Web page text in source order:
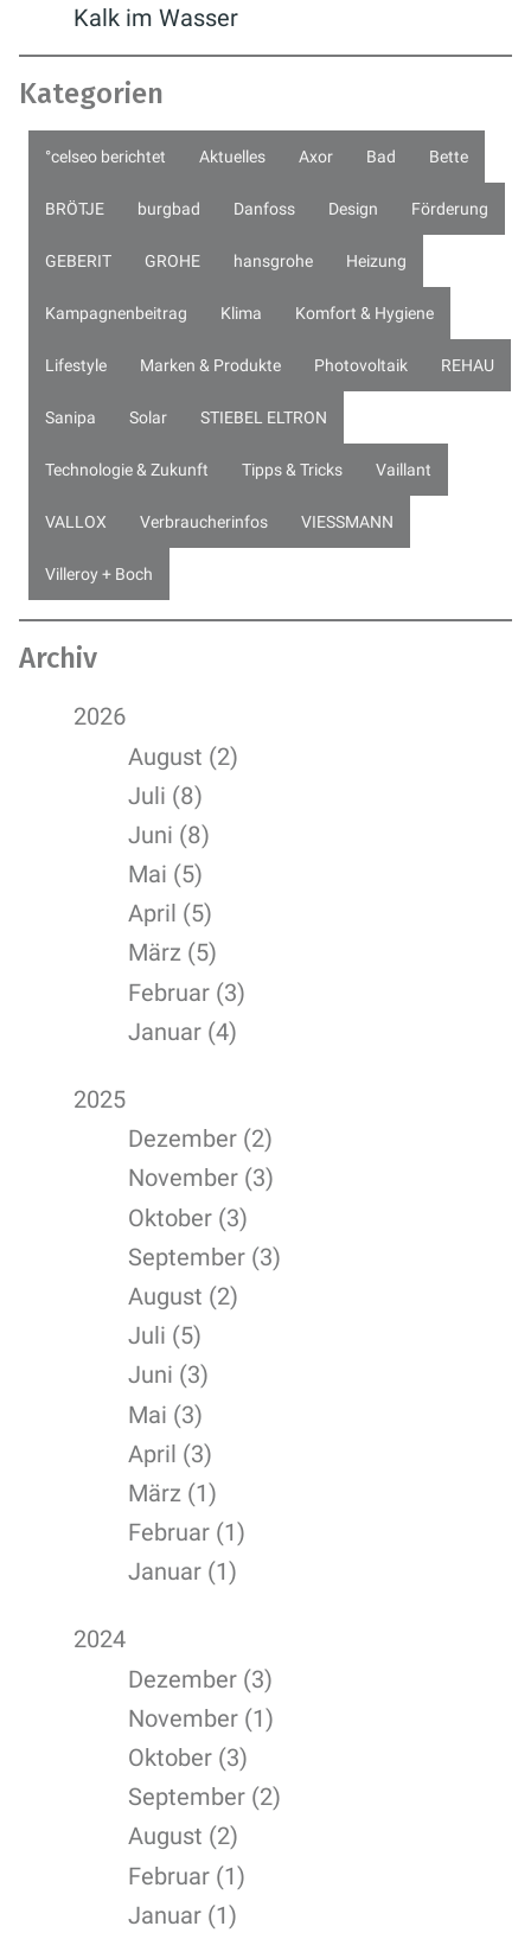
Kalk im Wasser
Kategorien
°celseo berichtet Aktuelles Axor Bad Bette
BRÖTJE burgbad Danfoss Design Förderung
GEBERIT GROHE hansgrohe Heizung
Kampagnenbeitrag Klima Komfort & Hygiene
Lifestyle Marken & Produkte Photovoltaik REHAU
Sanipa Solar STIEBEL ELTRON
Technologie & Zukunft Tipps & Tricks Vaillant
VALLOX Verbraucherinfos VIESSMANN
Villeroy + Boch
Archiv
2026
August (2)
Juli (8)
Juni (8)
Mai (5)
April (5)
März (5)
Februar (3)
Januar (4)
2025
Dezember (2)
November (3)
Oktober (3)
September (3)
August (2)
Juli (5)
Juni (3)
Mai (3)
April (3)
März (1)
Februar (1)
Januar (1)
2024
Dezember (3)
November (1)
Oktober (3)
September (2)
August (2)
Februar (1)
Januar (1)